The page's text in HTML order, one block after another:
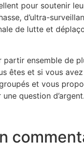
pour soutenir
d’ultra-
de lutte et
partir ensemble de
êtes et si vous
et vous
question d’argent.